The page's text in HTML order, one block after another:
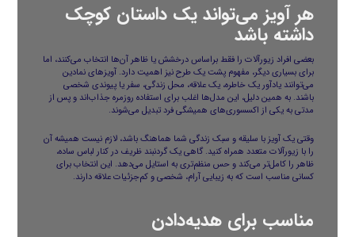
هر آویز می‌تواند یک داستان کوچک
داشته باشد
بعضی افراد زیورآلات را فقط براساس درخشش یا ظاهر آن‌ها انتخاب می‌کنند، اما
برای بسیاری دیگر، مفهوم پشت یک طرح نیز اهمیت دارد. آویزهای نمادین
می‌توانند یادآور یک خاطره، یک علاقه، محل زندگی، سفر یا پیوندی شخصی
باشند. به همین دلیل، این مدل‌ها اغلب برای استفاده روزمره جذاب‌اند و پس از
مدتی به یکی از اکسسوری‌های همیشگی فرد تبدیل می‌شوند.
وقتی یک آویز با سلیقه و سبک زندگی شما هماهنگ باشد، لازم نیست همیشه آن
را با زیورآلات متعدد همراه کنید. گاهی یک گردنبند ظریف در کنار لباس ساده،
ظاهر را کامل‌تر می‌کند و حس منظم‌تری به استایل می‌دهد. این انتخاب برای
کسانی مناسب است که به زیبایی آرام، شخصی و کم‌جزئیات علاقه دارند.
مناسب برای هدیه‌دادن